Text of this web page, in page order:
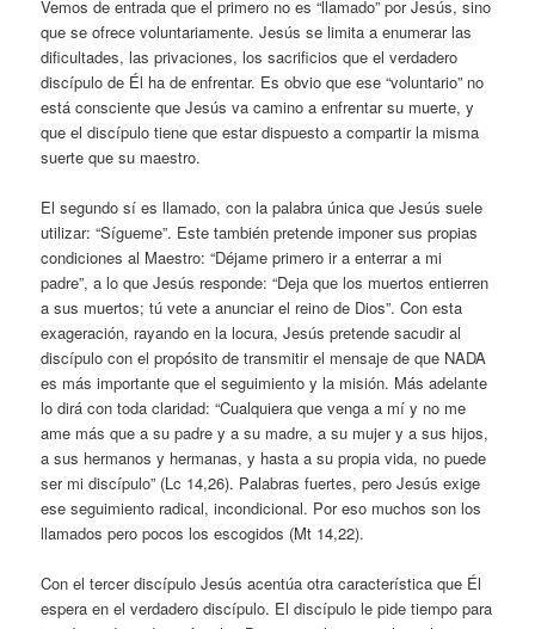
Vemos de entrada que el primero no es “llamado” por Jesús, sino
que se ofrece voluntariamente. Jesús se limita a enumerar las
dificultades, las privaciones, los sacrificios que el verdadero
discípulo de Él ha de enfrentar. Es obvio que ese “voluntario” no
está consciente que Jesús va camino a enfrentar su muerte, y
que el discípulo tiene que estar dispuesto a compartir la misma
suerte que su maestro.
El segundo sí es llamado, con la palabra única que Jesús suele
utilizar: “Sígueme”. Este también pretende imponer sus propias
condiciones al Maestro: “Déjame primero ir a enterrar a mi
padre”, a lo que Jesús responde: “Deja que los muertos entierren
a sus muertos; tú vete a anunciar el reino de Dios”. Con esta
exageración, rayando en la locura, Jesús pretende sacudir al
discípulo con el propósito de transmitir el mensaje de que NADA
es más importante que el seguimiento y la misión. Más adelante
lo dirá con toda claridad: “Cualquiera que venga a mí y no me
ame más que a su padre y a su madre, a su mujer y a sus hijos,
a sus hermanos y hermanas, y hasta a su propia vida, no puede
ser mi discípulo” (Lc 14,26). Palabras fuertes, pero Jesús exige
ese seguimiento radical, incondicional. Por eso muchos son los
llamados pero pocos los escogidos (Mt 14,22).
Con el tercer discípulo Jesús acentúa otra característica que Él
espera en el verdadero discípulo. El discípulo le pide tiempo para